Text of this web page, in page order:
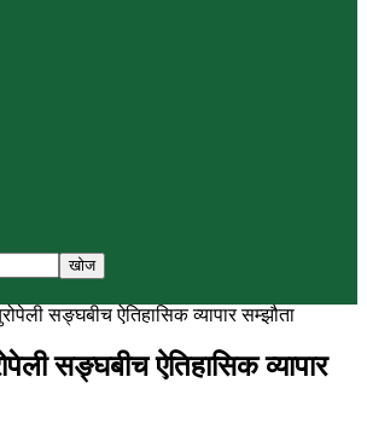
सङ्घबीच ऐतिहासिक व्यापार सम्झौता
सङ्घबीच ऐतिहासिक व्यापार